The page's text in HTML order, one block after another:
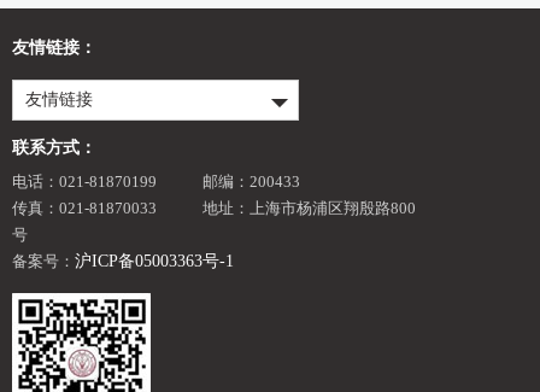
友情链接：
友情链接
联系方式：
电话：021-81870199
邮编：200433
传真：021-81870033
地址：上海市杨浦区翔殷路800
号
备案号： 沪ICP备05003363号-1